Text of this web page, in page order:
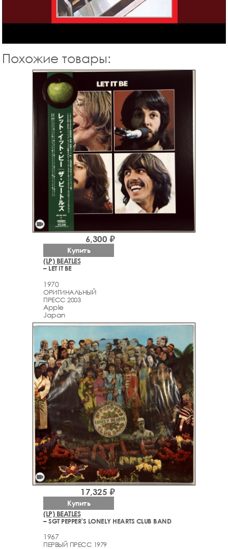
Похожие товары:
videocam
(LP) BEATLES
– LET IT BE
1970
ОРИГИНАЛЬНЫЙ
ПРЕСС 2003
Apple
Japan
6,300 ₽
Купить
videocam
(LP) BEATLES
– SGT PEPPER'S LONELY HEARTS CLUB BAND
1967
ПЕРВЫЙ ПРЕСС 1979
17,325 ₽
Купить